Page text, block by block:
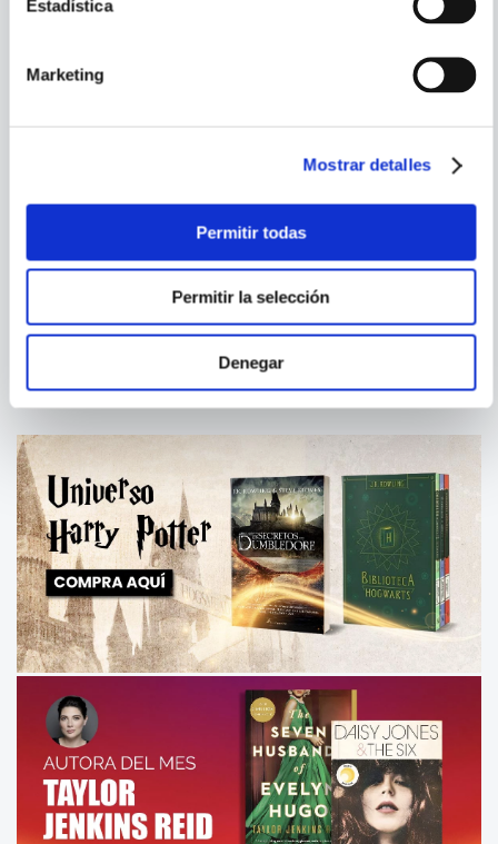
Estadística
Marketing
Mostrar detalles
Permitir todas
Permitir la selección
Denegar
MEDIANOCHE Y OTRAS